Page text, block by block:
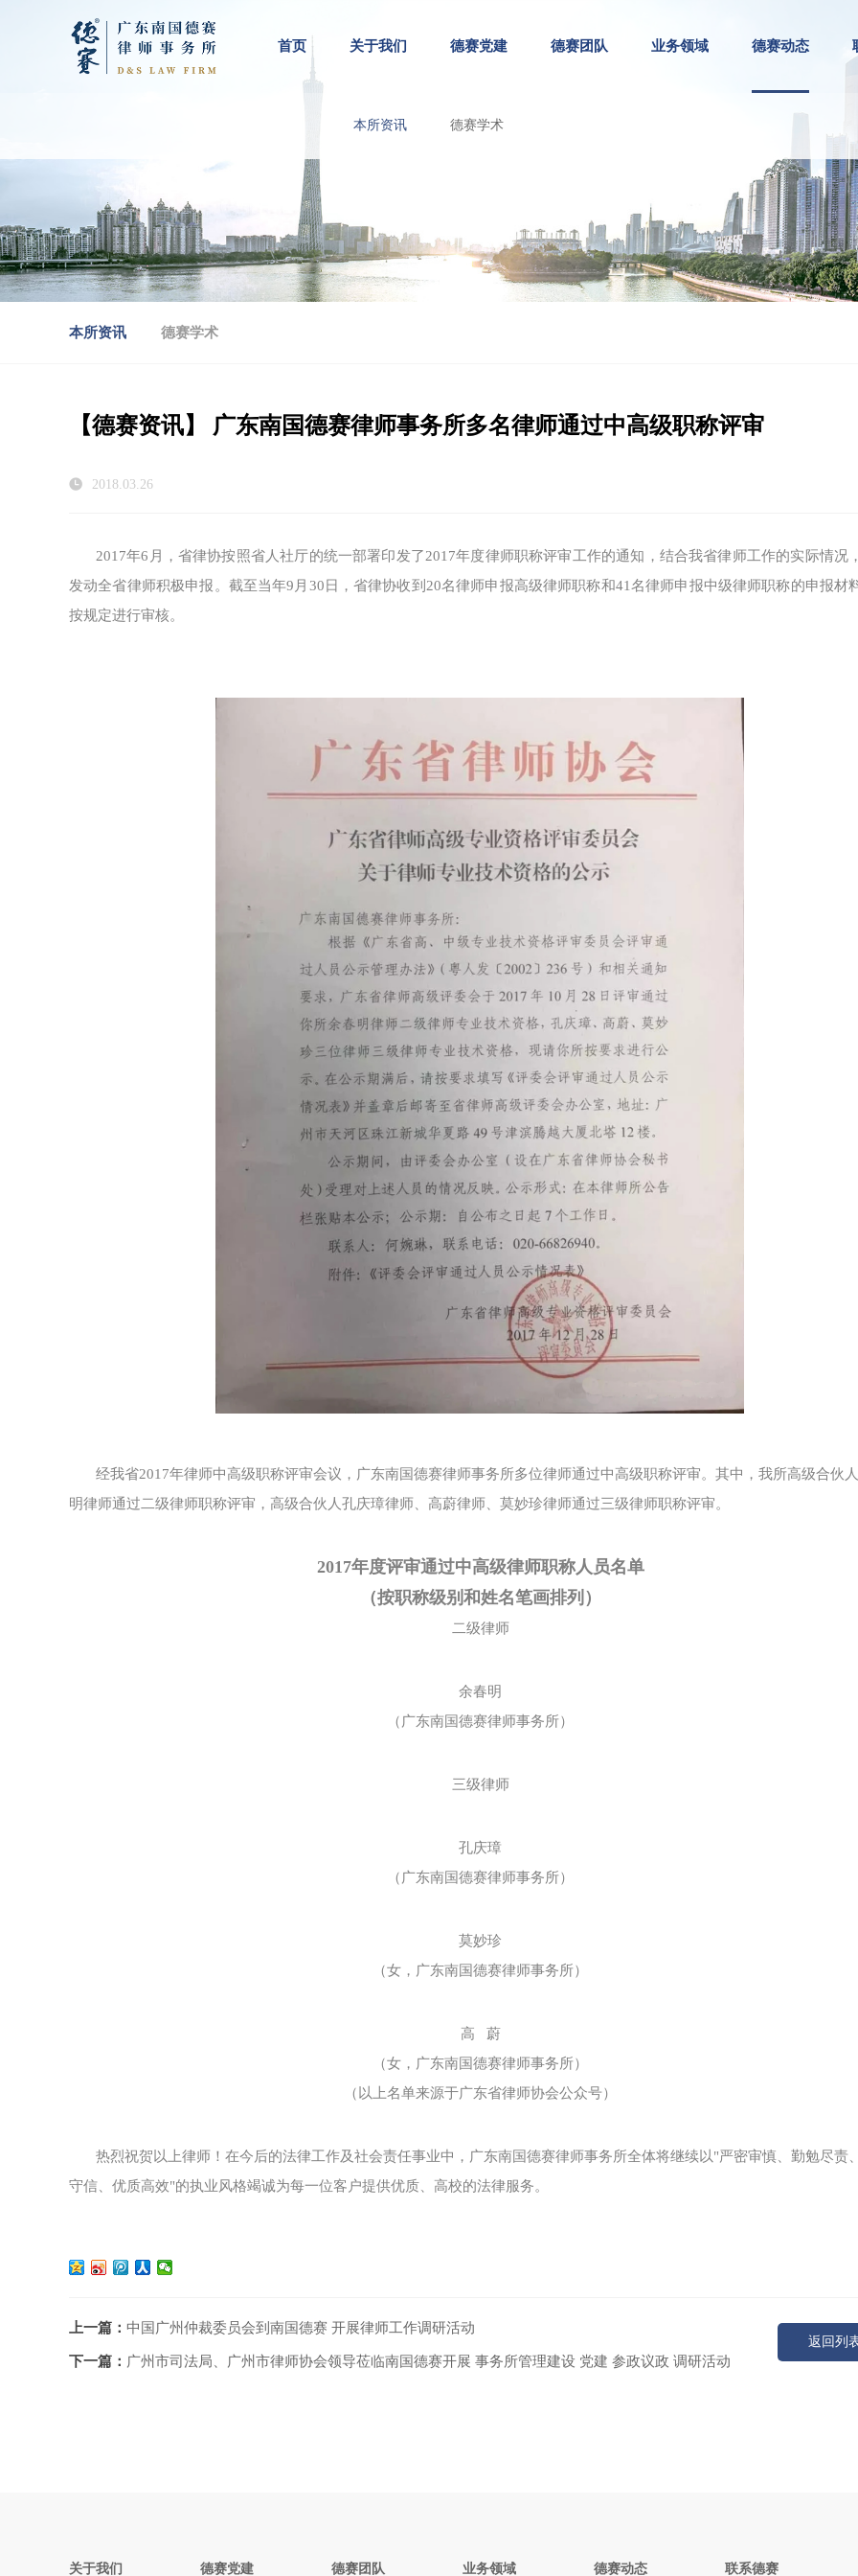
首页 关于我们 德赛党建 德赛团队 业务领域 德赛动态
本所资讯 德赛学术
本所资讯 德赛学术
【德赛资讯】 广东南国德赛律师事务所多名律师通过中高级职称评审
2018.03.26
2017年6月，省律协按照省人社厅的统一部署印发了2017年度律师职称评审工作的通知，结合我省律师工作的实际情况
发动全省律师积极申报。截至当年9月30日，省律协收到20名律师申报高级律师职称和41名律师申报中级律师职称的申报材
按规定进行审核。
经我省2017年律师中高级职称评审会议，广东南国德赛律师事务所多位律师通过中高级职称评审。其中，我所高级合伙
明律师通过二级律师职称评审，高级合伙人孔庆璋律师、高蔚律师、莫妙珍律师通过三级律师职称评审。
2017年度评审通过中高级律师职称人员名单
（按职称级别和姓名笔画排列）
二级律师
余春明
（广东南国德赛律师事务所）
三级律师
孔庆璋
（广东南国德赛律师事务所）
莫妙珍
（女，广东南国德赛律师事务所）
高 蔚
（女，广东南国德赛律师事务所）
（以上名单来源于广东省律师协会公众号）
热烈祝贺以上律师！在今后的法律工作及社会责任事业中，广东南国德赛律师事务所全体将继续以"严密审慎、勤勉尽责
守信、优质高效"的执业风格竭诚为每一位客户提供优质、高校的法律服务。
上一篇： 中国广州仲裁委员会到南国德赛 开展律师工作调研活动
下一篇： 广州市司法局、广州市律师协会领导莅临南国德赛开展 事务所管理建设 党建 参政议政 调研活动
返回列
关于我们 德赛党建 德赛团队 业务领域 德赛动态 联系德赛